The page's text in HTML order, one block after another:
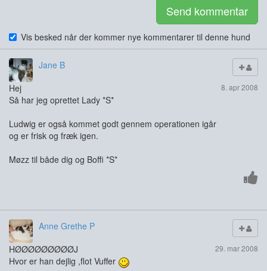
Send kommentar
Vis besked når der kommer nye kommentarer til denne hund
Jane B
8. apr 2008
Hej
Så har jeg oprettet Lady *S*
Ludwig er også kommet godt gennem operationen igår
og er frisk og fræk igen.
Møzz til både dig og Boffi *S*
Anne Grethe P
29. mar 2008
HØØØØØØØØØJ
Hvor er han dejlig ,flot Vuffer